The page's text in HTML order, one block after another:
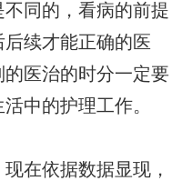
同的，看病的前提
续才能正确的医
医治的时分一定要
中的护理工作。
在依据数据显现，